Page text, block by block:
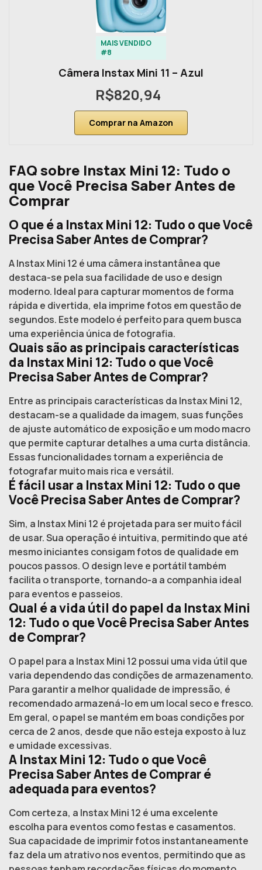
MAIS VENDIDO
#8
Câmera Instax Mini 11 – Azul
R$820,94
Comprar na Amazon
FAQ sobre Instax Mini 12: Tudo o
que Você Precisa Saber Antes de
Comprar
O que é a Instax Mini 12: Tudo o que Você
Precisa Saber Antes de Comprar?
A Instax Mini 12 é uma câmera instantânea que
destaca-se pela sua facilidade de uso e design
moderno. Ideal para capturar momentos de forma
rápida e divertida, ela imprime fotos em questão de
segundos. Este modelo é perfeito para quem busca
uma experiência única de fotografia.
Quais são as principais características
da Instax Mini 12: Tudo o que Você
Precisa Saber Antes de Comprar?
Entre as principais características da Instax Mini 12,
destacam-se a qualidade da imagem, suas funções
de ajuste automático de exposição e um modo macro
que permite capturar detalhes a uma curta distância.
Essas funcionalidades tornam a experiência de
fotografar muito mais rica e versátil.
É fácil usar a Instax Mini 12: Tudo o que
Você Precisa Saber Antes de Comprar?
Sim, a Instax Mini 12 é projetada para ser muito fácil
de usar. Sua operação é intuitiva, permitindo que até
mesmo iniciantes consigam fotos de qualidade em
poucos passos. O design leve e portátil também
facilita o transporte, tornando-a a companhia ideal
para eventos e passeios.
Qual é a vida útil do papel da Instax Mini
12: Tudo o que Você Precisa Saber Antes
de Comprar?
O papel para a Instax Mini 12 possui uma vida útil que
varia dependendo das condições de armazenamento.
Para garantir a melhor qualidade de impressão, é
recomendado armazená-lo em um local seco e fresco.
Em geral, o papel se mantém em boas condições por
cerca de 2 anos, desde que não esteja exposto à luz
e umidade excessivas.
A Instax Mini 12: Tudo o que Você
Precisa Saber Antes de Comprar é
adequada para eventos?
Com certeza, a Instax Mini 12 é uma excelente
escolha para eventos como festas e casamentos.
Sua capacidade de imprimir fotos instantaneamente
faz dela um atrativo nos eventos, permitindo que as